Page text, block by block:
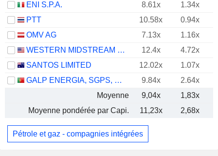
ENI S.P.A.
8.61x
1.34x
PTT
10.58x
0.94x
OMV AG
7.13x
1.16x
WESTERN MIDSTREAM PARTNERS, LP
12.4x
4.72x
SANTOS LIMITED
12.02x
1.07x
GALP ENERGIA, SGPS, S.A.
9.84x
2.64x
Moyenne
9,04x
1,83x
Moyenne pondérée par Capi.
11,23x 2,68x
Pétrole et gaz - compagnies intégrées